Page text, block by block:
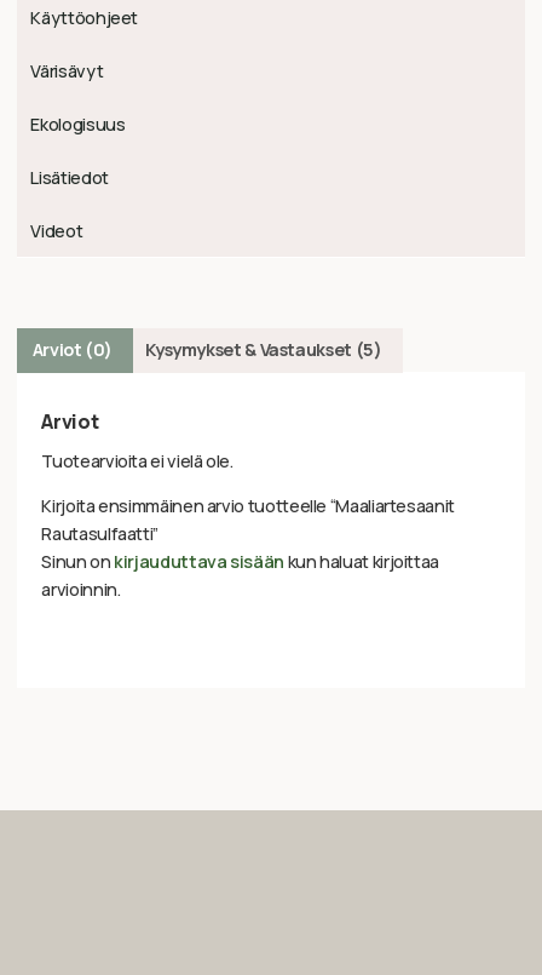
Käyttöohjeet
Värisävyt
Ekologisuus
Lisätiedot
Videot
Arviot (0) Kysymykset & Vastaukset (5)
Arviot
Tuotearvioita ei vielä ole.
Kirjoita ensimmäinen arvio tuotteelle “Maaliartesaanit
Rautasulfaatti”
Sinun on kirjauduttava sisään kun haluat kirjoittaa
arvioinnin.